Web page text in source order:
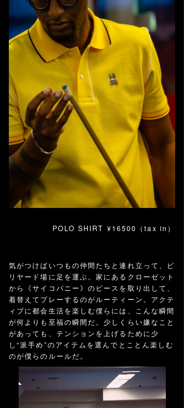
POLO SHIRT ¥16500（tax in）
気がつけばいつもの仲間たちと連れ立って、ビ
リヤード場に足を運ぶ。家にあるクローゼット
から《サイコバニー》のピースを取り出して、
着替えてプレーするのがルーティーン。アクテ
ィブに都会生活を楽しむ僕らには、こんな瞬間
が何よりも至福の瞬間だ。少しくらい嫌なこと
があっても、テンションを上げるために少
し“派手め”のアイテムを選んでとことん楽しむ
のが僕らのルールだ。
画
プ